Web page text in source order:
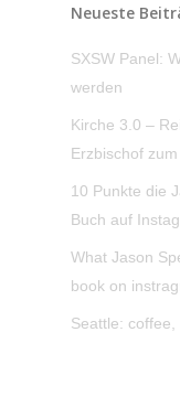
Neueste
SXSW Panel:
werden
Kirche 3.0 –
Erzbischof
10 Punkte die
Buch auf
What Jason
book on
Seattle: